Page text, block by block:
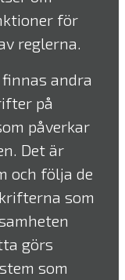
för
reglerna.
andra
på
påverkar
Det är
och följa de
som
görs
som